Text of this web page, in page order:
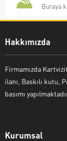
Buraya
Hakkımızda
Firmamızda
ilanı, Baskılı kutu,
basımı
Kurumsal